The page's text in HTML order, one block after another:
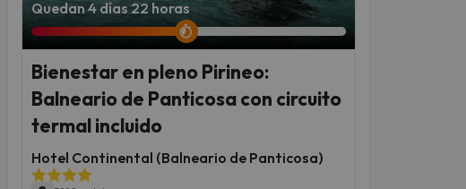
Quedan 4 días 22 horas
Bienestar en pleno Pirineo:
Balneario de Panticosa con circuito
termal incluido
Hotel Continental (Balneario de Panticosa)